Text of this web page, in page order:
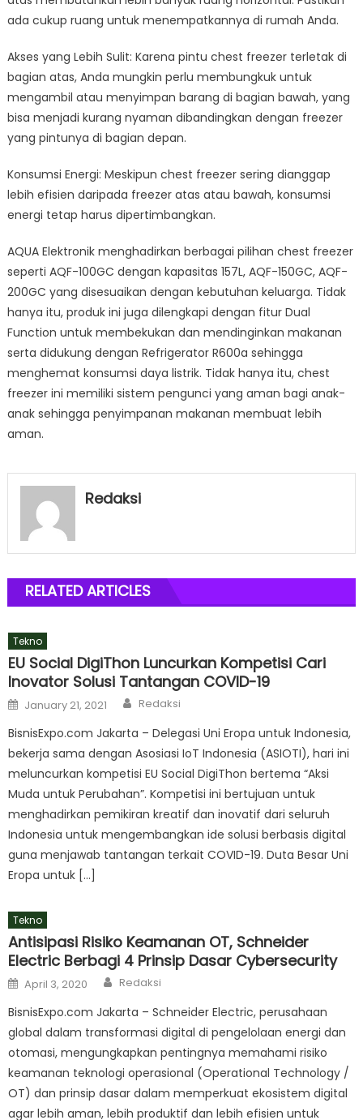
ada cukup ruang untuk menempatkannya di rumah Anda.
Akses yang Lebih Sulit: Karena pintu chest freezer terletak di
bagian atas, Anda mungkin perlu membungkuk untuk
mengambil atau menyimpan barang di bagian bawah, yang
bisa menjadi kurang nyaman dibandingkan dengan freezer
yang pintunya di bagian depan.
Konsumsi Energi: Meskipun chest freezer sering dianggap
lebih efisien daripada freezer atas atau bawah, konsumsi
energi tetap harus dipertimbangkan.
AQUA Elektronik menghadirkan berbagai pilihan chest freezer
seperti AQF-100GC dengan kapasitas 157L, AQF-150GC, AQF-
200GC yang disesuaikan dengan kebutuhan keluarga. Tidak
hanya itu, produk ini juga dilengkapi dengan fitur Dual
Function untuk membekukan dan mendinginkan makanan
serta didukung dengan Refrigerator R600a sehingga
menghemat konsumsi daya listrik. Tidak hanya itu, chest
freezer ini memiliki sistem pengunci yang aman bagi anak-
anak sehingga penyimpanan makanan membuat lebih
aman.
Redaksi
RELATED ARTICLES
Tekno
EU Social DigiThon Luncurkan Kompetisi Cari
Inovator Solusi Tantangan COVID-19
Posted
on
January 21, 2021 Author
Redaksi
BisnisExpo.com Jakarta – Delegasi Uni Eropa untuk Indonesia,
bekerja sama dengan Asosiasi IoT Indonesia (ASIOTI), hari ini
meluncurkan kompetisi EU Social DigiThon bertema “Aksi
Muda untuk Perubahan”. Kompetisi ini bertujuan untuk
menghadirkan pemikiran kreatif dan inovatif dari seluruh
Indonesia untuk mengembangkan ide solusi berbasis digital
guna menjawab tantangan terkait COVID-19. Duta Besar Uni
Eropa untuk […]
Tekno
Antisipasi Risiko Keamanan OT, Schneider
Electric Berbagi 4 Prinsip Dasar Cybersecurity
Posted
on
April 3, 2020 Author
Redaksi
BisnisExpo.com Jakarta – Schneider Electric, perusahaan
global dalam transformasi digital di pengelolaan energi dan
otomasi, mengungkapkan pentingnya memahami risiko
keamanan teknologi operasional (Operational Technology /
OT) dan prinsip dasar dalam memperkuat ekosistem digital
agar lebih aman, lebih produktif dan lebih efisien untuk